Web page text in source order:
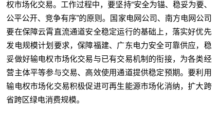
权市场化交易。工作过程中，要坚持“安全为锚、稳妥为要、
公平公开、竞争有序”的原则。国家电网公司、南方电网公司
要在保障云霄直流通道安全稳定运行的基础上，落实好优先
发电规模计划要求，保障福建、广东电力安全可靠供应，稳
妥做好输电权市场化交易与已有交易机制的衔接，为各类经
营主体平等参与交易、高效使用通道提供稳定预期。要利用
输电权市场化交易积极促进可再生能源市场化消纳，扩大跨
省跨区绿电消费规模。